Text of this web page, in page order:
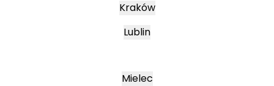
Kraków
Lublin
Mielec